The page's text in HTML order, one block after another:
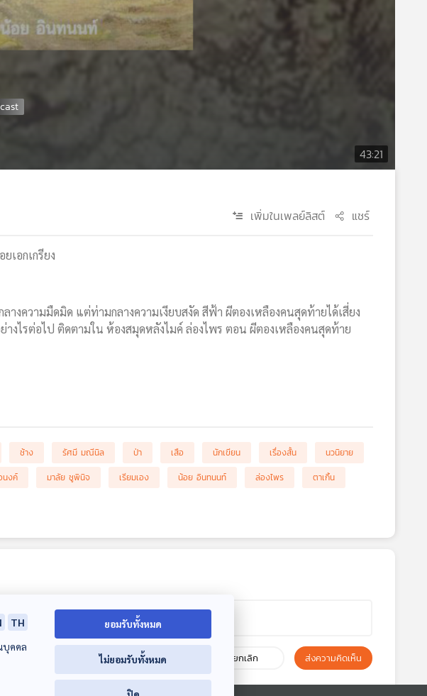
43:21
เพิ่มในเพลย์ลิสต์ แชร์
เอกเกรียง
างความมืดมิด แต่ท่ามกลางความเงียบสงัด สีฟ้า ผีตองเหลืองคนสุดท้ายได้เสี่ยง
างไรต่อไป ติดตามใน ห้องสมุดหลังไมค์ ล่องไพร ตอน ผีตองเหลืองคนสุดท้าย
ช้าง รัศมี มณีนิล ป่า เสือ นักเขียน เรื่องสั้น
นวนิยาย
นงค์ มาลัย ชูพินิจ เรียมเอง น้อย อินทนนท์ ล่องไพร
ตาเกิ้น
ยกเลิก ส่งความคิดเห็น
TH
บุคคล
ยอมรับทั้งหมด
ไม่ยอมรับทั้งหมด